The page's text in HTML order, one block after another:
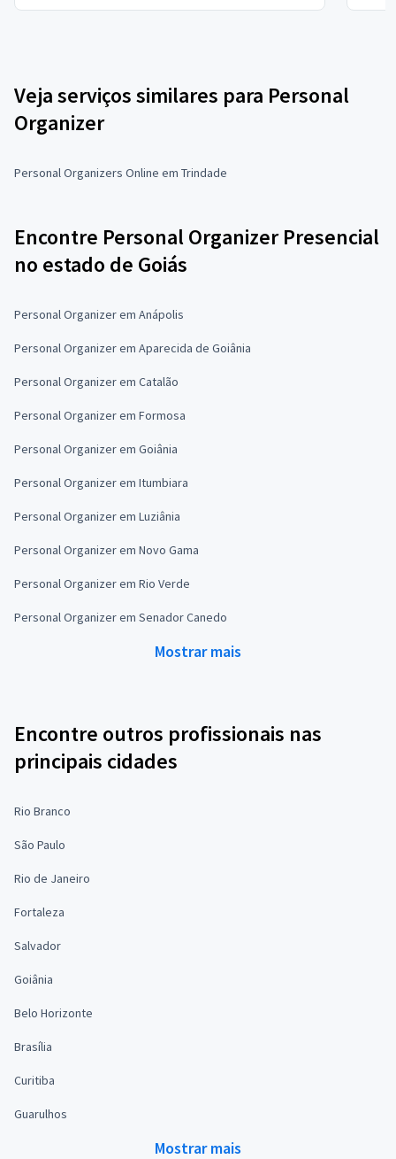
Veja serviços similares para Personal
Organizer
Personal Organizers Online em Trindade
Encontre Personal Organizer Presencial
no estado de Goiás
Personal Organizer em Anápolis
Personal Organizer em Aparecida de Goiânia
Personal Organizer em Catalão
Personal Organizer em Formosa
Personal Organizer em Goiânia
Personal Organizer em Itumbiara
Personal Organizer em Luziânia
Personal Organizer em Novo Gama
Personal Organizer em Rio Verde
Personal Organizer em Senador Canedo
Mostrar mais
Encontre outros profissionais nas
principais cidades
Rio Branco
São Paulo
Rio de Janeiro
Fortaleza
Salvador
Goiânia
Belo Horizonte
Brasília
Curitiba
Guarulhos
Mostrar mais